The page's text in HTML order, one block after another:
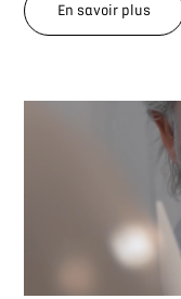
En savoir plus